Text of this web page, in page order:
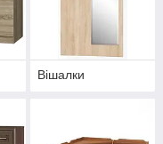
Вішалки